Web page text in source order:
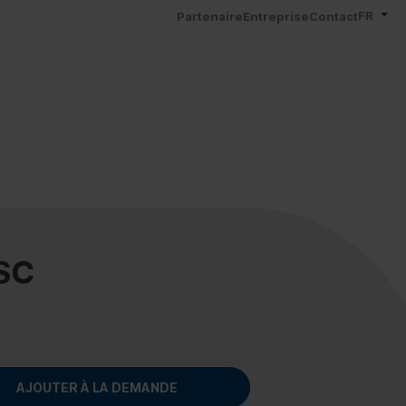
PartenaireEntrepriseContactFR
AJOUTER À LA DEMANDE